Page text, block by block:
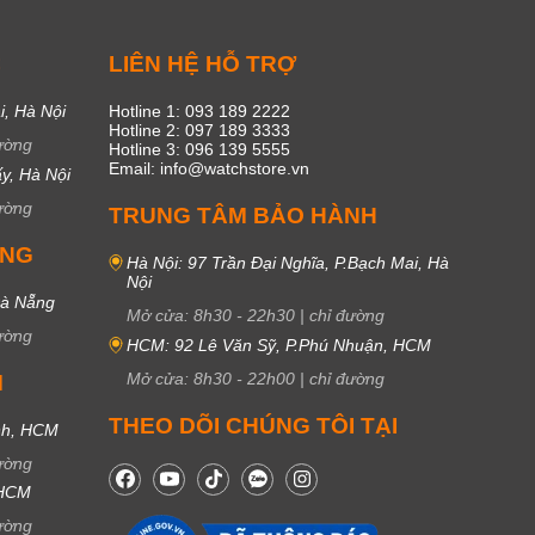
Hà Nội
Hà Nội
Nẵng
HCM
LIÊN HỆ HỖ TRỢ
Hotline 1: 093 189 2222
Hotline 2: 097 189 3333
Hotline 3: 096 139 5555
Email: info@watchstore.vn
TRUNG TÂM BẢO HÀNH
Hà Nội: 97 Trần Đại Nghĩa, P.Bạch Mai, Hà
Nội
Mở cửa: 8h30 - 22h30 | chỉ đường
HCM: 92 Lê Văn Sỹ, P.Phú Nhuận, HCM
Mở cửa: 8h30 - 22h00 | chỉ đường
THEO DÕI CHÚNG TÔI TẠI